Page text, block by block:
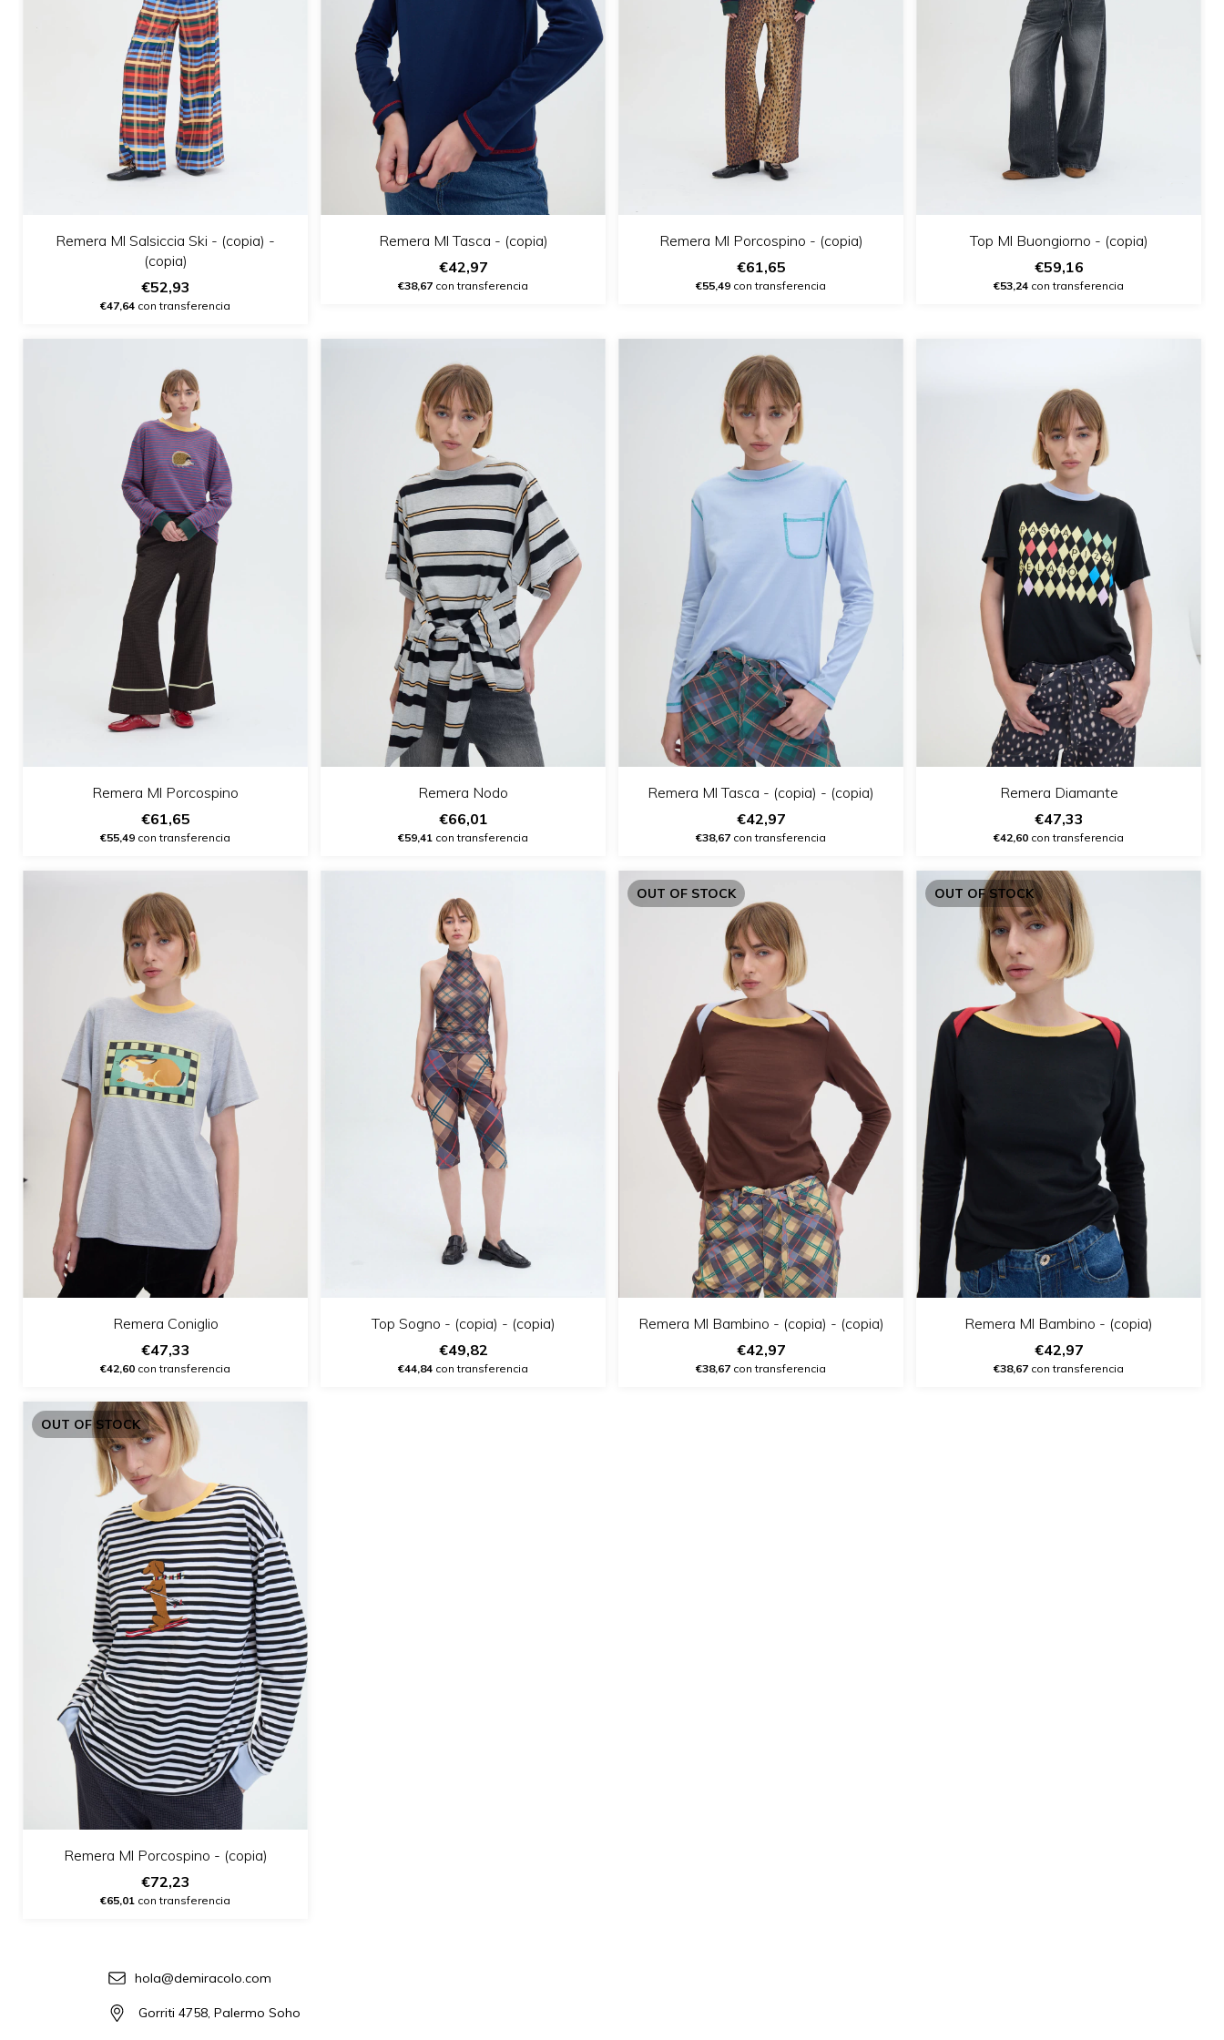
Remera Ml Salsiccia Ski - (copia) -
(copia)
€52,93
€47,64 con transferencia
Remera Ml Tasca - (copia)
€42,97
€38,67 con transferencia
Remera Ml Porcospino - (copia)
€61,65
€55,49 con transferencia
Top Ml Buongiorno - (copia)
€59,16
€53,24 con transferencia
Remera Ml Porcospino
€61,65
€55,49 con transferencia
Remera Nodo
€66,01
€59,41 con transferencia
Remera Ml Tasca - (copia) - (copia)
€42,97
€38,67 con transferencia
Remera Diamante
€47,33
€42,60 con transferencia
Remera Coniglio
€47,33
€42,60 con transferencia
Top Sogno - (copia) - (copia)
€49,82
€44,84 con transferencia
OUT OF STOCK
Remera Ml Bambino - (copia) - (copia)
€42,97
€38,67 con transferencia
OUT OF STOCK
Remera Ml Bambino - (copia)
€42,97
€38,67 con transferencia
OUT OF STOCK
Remera Ml Porcospino - (copia)
€72,23
€65,01 con transferencia
hola@demiracolo.com
Gorriti 4758, Palermo Soho